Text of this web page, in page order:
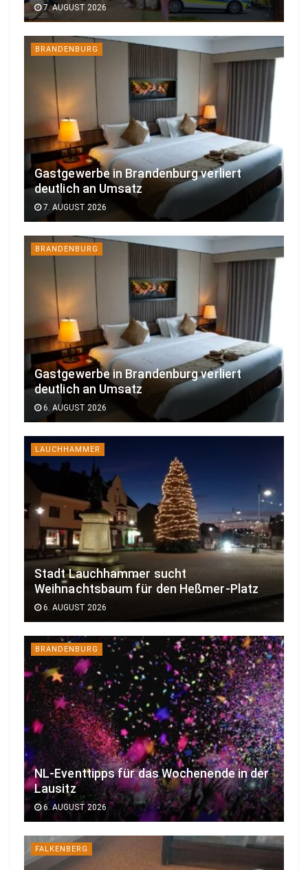
7. AUGUST 2026
BRANDENBURG
Gastgewerbe in Brandenburg verliert
deutlich an Umsatz
7. AUGUST 2026
BRANDENBURG
Gastgewerbe in Brandenburg verliert
deutlich an Umsatz
6. AUGUST 2026
LAUCHHAMMER
Stadt Lauchhammer sucht
Weihnachtsbaum für den Heßmer-Platz
6. AUGUST 2026
BRANDENBURG
NL-Eventtipps für das Wochenende in der
Lausitz
6. AUGUST 2026
FALKENBERG